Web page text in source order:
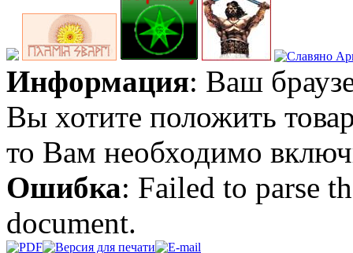
Информация: Ваш
Вы хотите положить
то Вам необходимо
Ошибка: Failed to parse
document.